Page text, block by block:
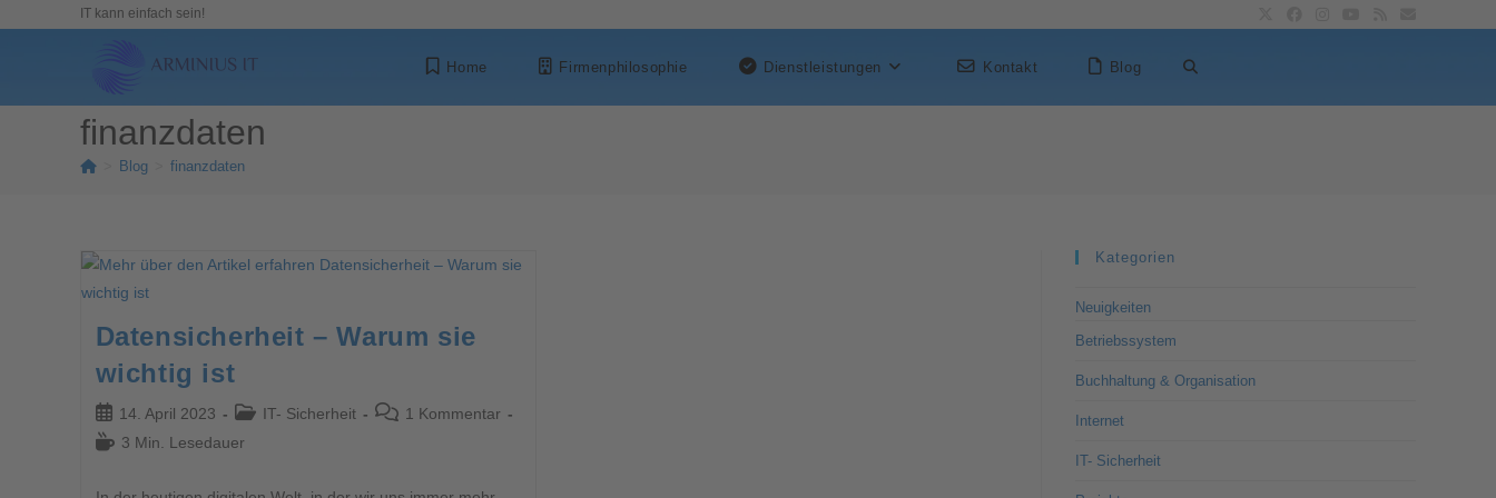
IT kann einfach sein!
Home Firmenphilosophie Dienstleistungen Kontakt Blog
finanzdaten
Blog finanzdaten
Datensicherheit – Warum sie
wichtig ist
14. April 2023 IT- Sicherheit
1 Kommentar
3 Min. Lesedauer
Kategorien
Neuigkeiten
Betriebssystem
Buchhaltung & Organisation
Internet
IT- Sicherheit